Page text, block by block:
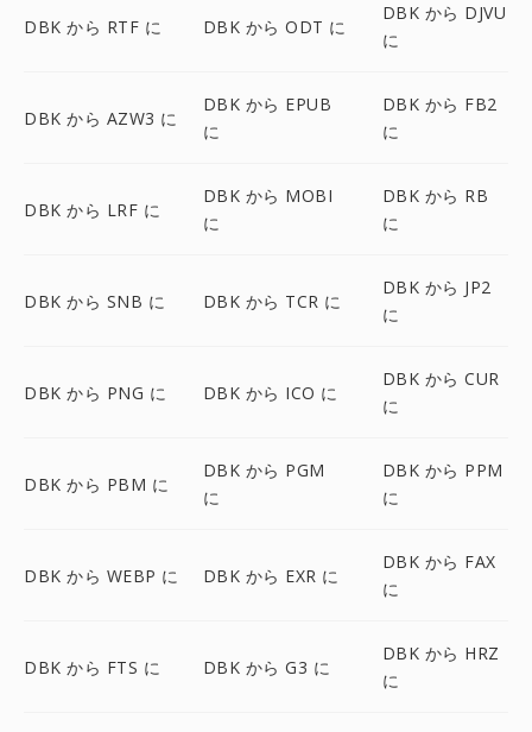
DBK から RTF に DBK から ODT に
DBK から DJVU
に
DBK から AZW3 に
DBK から EPUB
に
DBK から FB2
に
DBK から LRF に
DBK から MOBI
に
DBK から RB
に
DBK から SNB に DBK から TCR に
DBK から JP2
に
DBK から PNG に DBK から ICO に
DBK から CUR
に
DBK から PBM に
DBK から PGM
に
DBK から PPM
に
DBK から WEBP に DBK から EXR に
DBK から FAX
に
DBK から FTS に DBK から G3 に
DBK から HRZ
に